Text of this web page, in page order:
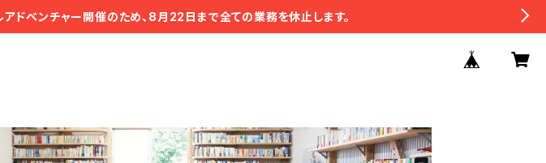
ドベンチャー開催のため、8月22日まで全ての業務を休止します。